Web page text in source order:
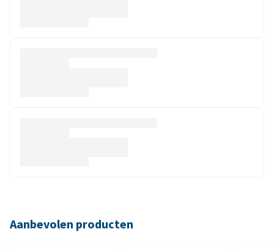
Aanbevolen producten